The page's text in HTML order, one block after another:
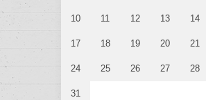
10 11 12 13 14
17 18 19 20 21
24 25 26 27 28
31